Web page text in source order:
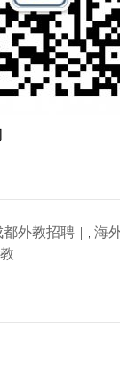
都外教招聘 , 海